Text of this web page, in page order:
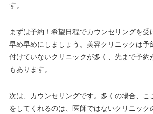
す。
まずは予約！希望日程でカウンセリングを受
早め早めにしましょう。美容クリニックは予
付けていないクリニックが多く、先まで予約
もあります。
次は、カウンセリングです。多くの場合、こ
をしてくれるのは、医師ではないクリニック